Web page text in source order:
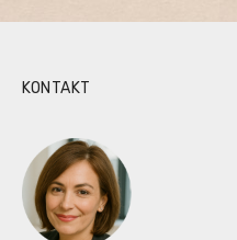
KONTAKT